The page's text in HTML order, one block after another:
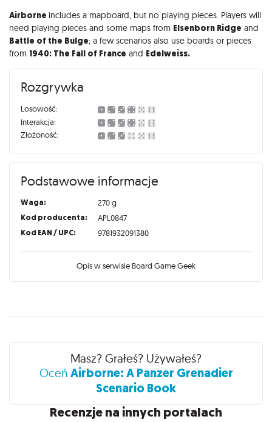
Airborne includes a mapboard, but no playing pieces. Players will
need playing pieces and some maps from Elsenborn Ridge and
Battle of the Bulge; a few scenarios also use boards or pieces
from 1940: The Fall of France and Edelweiss.
Rozgrywka
Losowość:
Interakcja:
Złożoność:
Podstawowe informacje
Waga: 270 g
Kod producenta: APL0847
Kod EAN / UPC: 9781932091380
Opis w serwisie Board Game Geek
Recenzje
Masz? Grałeś? Używałeś?
Oceń Airborne: A Panzer Grenadier
Scenario Book
Recenzje na innych portalach